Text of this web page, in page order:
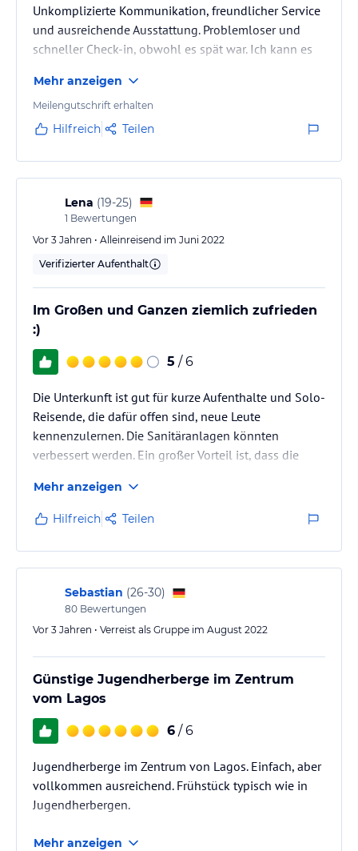
Unkomplizierte Kommunikation, freundlicher Service
und ausreichende Ausstattung. Problemloser und
schneller Check-in, obwohl es spät war. Ich kann es
Mehr anzeigen
Meilengutschrift erhalten
Hilfreich Teilen
Lena (19-25)
1 Bewertungen
Vor 3 Jahren • Alleinreisend im Juni 2022
Verifizierter Aufenthalt
Im Großen und Ganzen ziemlich zufrieden
:)
5 / 6
Die Unterkunft ist gut für kurze Aufenthalte und Solo-
Reisende, die dafür offen sind, neue Leute
kennenzulernen. Die Sanitäranlagen könnten
verbessert werden. Ein großer Vorteil ist, dass die
insbesondere am Wochenende, sehr laut werden. Die
Angestellten sind sehr hilfsbereit und freundlich.
Mehr anzeigen
Hilfreich Teilen
Sebastian (26-30)
80 Bewertungen
Vor 3 Jahren • Verreist als Gruppe im August 2022
Günstige Jugendherberge im Zentrum
vom Lagos
6 / 6
Jugendherberge im Zentrum von Lagos. Einfach, aber
vollkommen ausreichend. Frühstück typisch wie in
Jugendherbergen.
Mehr anzeigen